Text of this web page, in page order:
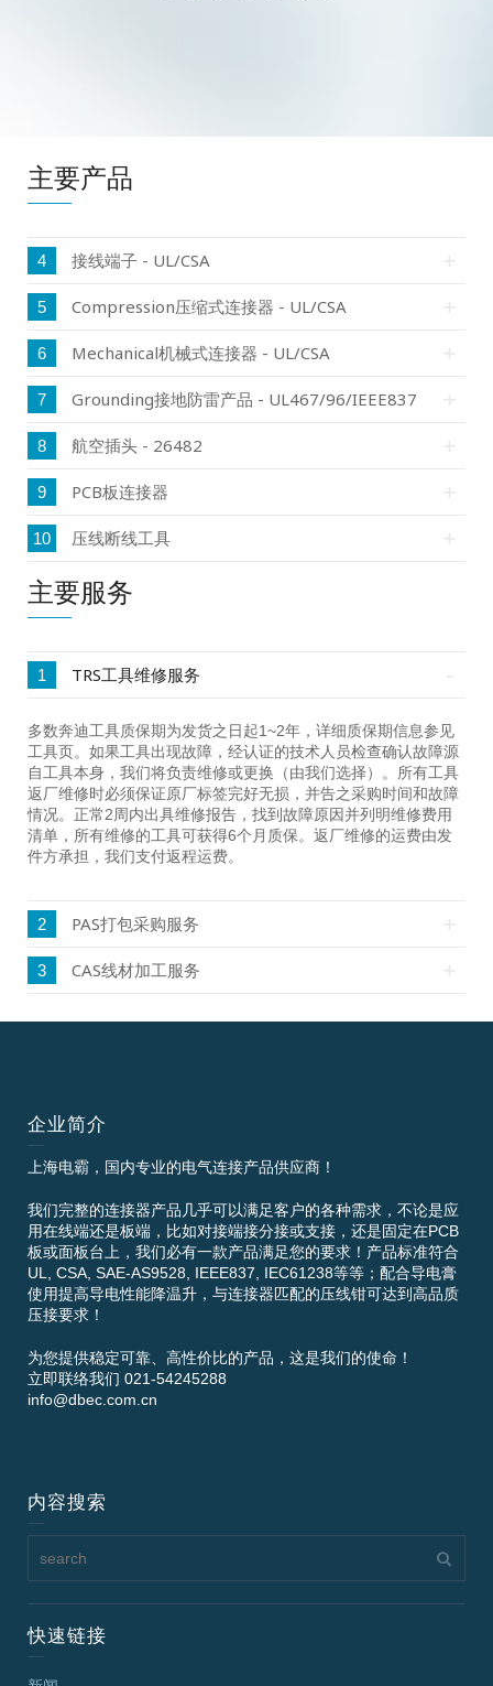
主要产品
4 接线端子 - UL/CSA
5 Compression压缩式连接器 - UL/CSA
6 Mechanical机械式连接器 - UL/CSA
7 Grounding接地防雷产品 - UL467/96/IEEE837
8 航空插头 - 26482
9 PCB板连接器
10 压线断线工具
主要服务
1 TRS工具维修服务
多数奔迪工具质保期为发货之日起1~2年，详细质保期信息参见
工具页。如果工具出现故障，经认证的技术人员检查确认故障源
自工具本身，我们将负责维修或更换（由我们选择）。所有工具
返厂维修时必须保证原厂标签完好无损，并告之采购时间和故障
情况。正常2周内出具维修报告，找到故障原因并列明维修费用
清单，所有维修的工具可获得6个月质保。返厂维修的运费由发
件方承担，我们支付返程运费。
2 PAS打包采购服务
3 CAS线材加工服务
企业简介
上海电霸，国内专业的电气连接产品供应商！
我们完整的连接器产品几乎可以满足客户的各种需求，不论是应
用在线端还是板端，比如对接端接分接或支接，还是固定在PCB
板或面板台上，我们必有一款产品满足您的要求！产品标准符合
UL, CSA, SAE-AS9528, IEEE837, IEC61238等等；配合导电膏
使用提高导电性能降温升，与连接器匹配的压线钳可达到高品质
压接要求！
为您提供稳定可靠、高性价比的产品，这是我们的使命！
立即联络我们 021-54245288
info@dbec.com.cn
内容搜索
快速链接